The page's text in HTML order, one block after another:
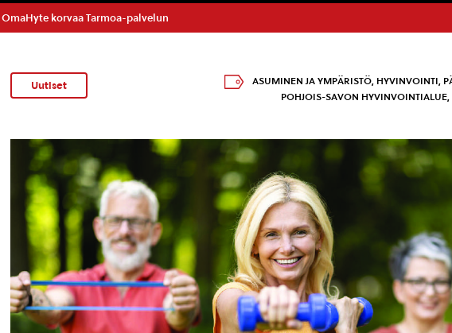
OmaHyte korvaa Tarmoa-palvelun
Uutiset ASUMINEN JA YMPÄRISTÖ, HYVINVOINTI,
POHJOIS-SAVON HYVINVOINTIALUE,